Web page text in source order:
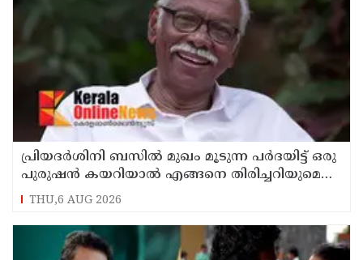
പ്രിയദർശിനി ബസിൽ മുഖം മൂടുന്ന പർദയിട്ട് ഒരു
പുരുഷൻ കയറിയാൽ എങ്ങനെ തിരിച്ചറിയുമെന്ന്
എംഎൻ കാരശ്ശേരി
THU,6 AUG 2026